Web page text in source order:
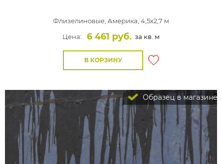
Флизелиновые, Америка, 4,5x2,7 м
Цена:
6 461 руб. за кв. м
В КОРЗИНУ
Образец в магазине